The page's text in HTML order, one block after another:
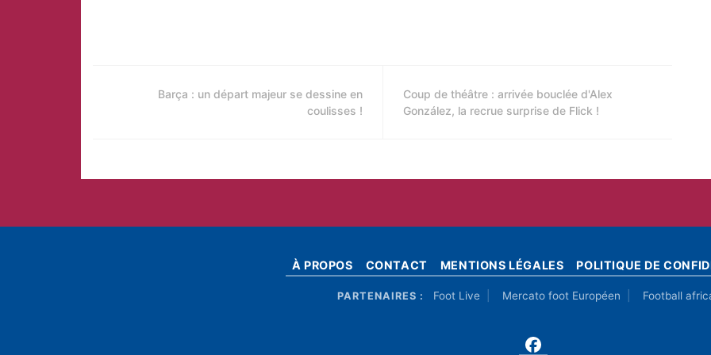
Barça : un départ majeur se dessine en
coulisses !
Coup de théâtre : arrivée bouclée d'Alex
González, la recrue surprise de Flick !
À PROPOS CONTACT MENTIONS LÉGALES POLITIQUE DE
PARTENAIRES : Foot Live Mercato foot Européen Football